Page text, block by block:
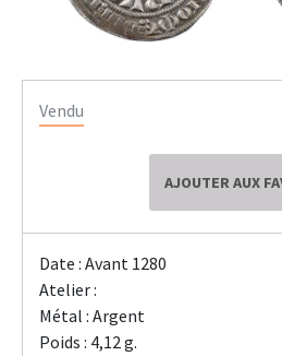
Vendu
AJOUTER AUX
Date : Avant 1280
Atelier :
Métal : Argent
Poids : 4,12 g.